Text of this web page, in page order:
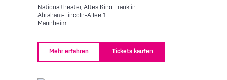
Nationaltheater, Altes Kino Franklin
Abraham-Lincoln-Allee 1
Mannheim
Mehr erfahren Tickets kaufen